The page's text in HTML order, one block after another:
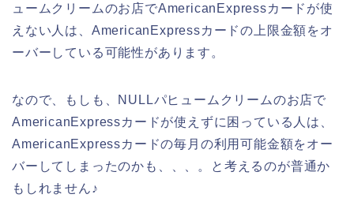
ュームクリームのお店でAmericanExpressカードが使
えない人は、AmericanExpressカードの上限金額をオ
ーバーしている可能性があります。
なので、もしも、NULLパヒュームクリームのお店で
AmericanExpressカードが使えずに困っている人は、
AmericanExpressカードの毎月の利用可能金額をオー
バーしてしまったのかも、、、。と考えるのが普通か
もしれません♪